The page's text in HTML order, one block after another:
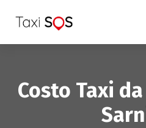
a
Costo Taxi